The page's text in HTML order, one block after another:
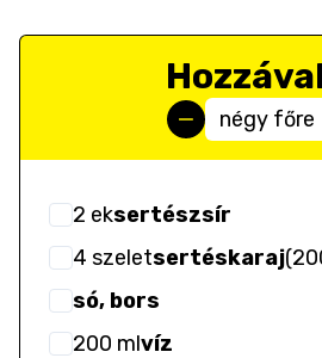
négy főre
2 eksertészsír
4 szeletsertéskaraj(
só, bors
200 mlvíz